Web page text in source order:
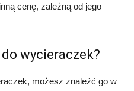
cenę, zależną od jego
wycieraczek?
możesz znaleźć go w